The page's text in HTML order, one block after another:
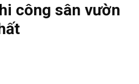
công sân vườn